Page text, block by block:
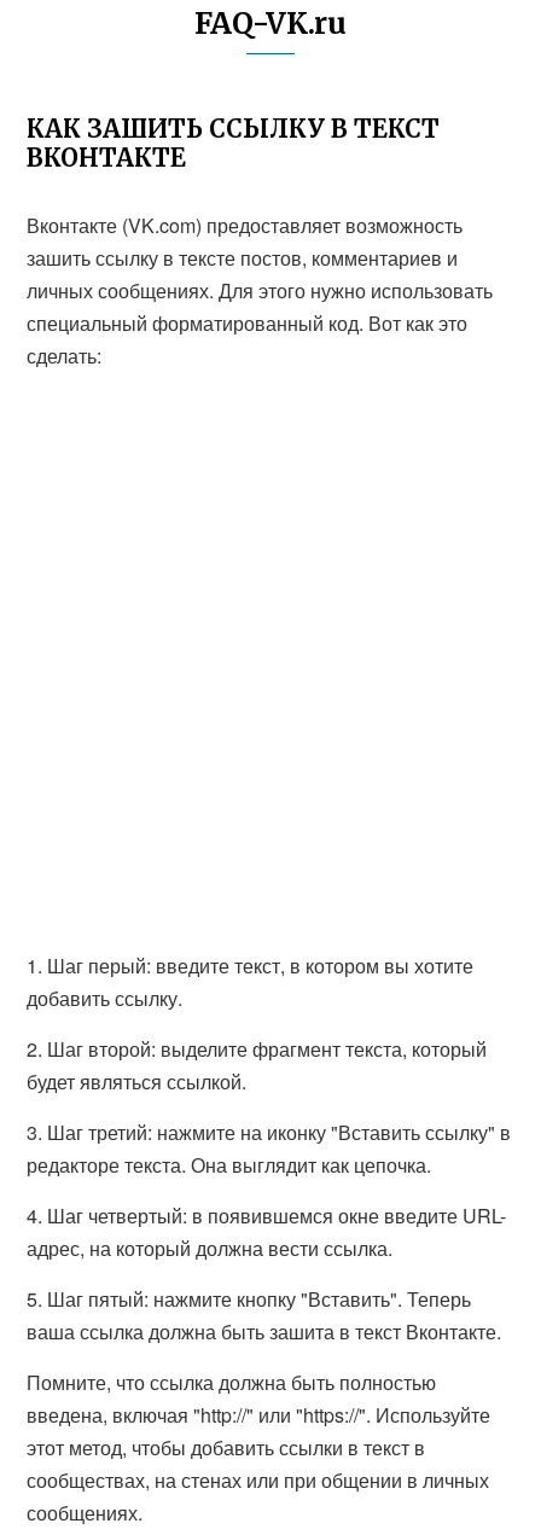
FAQ-VK.ru
КАК ЗАШИТЬ ССЫЛКУ В ТЕКСТ
ВКОНТАКТЕ
Вконтакте (VK.com) предоставляет возможность
зашить ссылку в тексте постов, комментариев и
личных сообщениях. Для этого нужно использовать
специальный форматированный код. Вот как это
сделать:
1. Шаг перый: введите текст, в котором вы хотите
добавить ссылку.
2. Шаг второй: выделите фрагмент текста, который
будет являться ссылкой.
3. Шаг третий: нажмите на иконку "Вставить ссылку" в
редакторе текста. Она выглядит как цепочка.
4. Шаг четвертый: в появившемся окне введите URL-
адрес, на который должна вести ссылка.
5. Шаг пятый: нажмите кнопку "Вставить". Теперь
ваша ссылка должна быть зашита в текст Вконтакте.
Помните, что ссылка должна быть полностью
введена, включая "http://" или "https://". Используйте
этот метод, чтобы добавить ссылки в текст в
сообществах, на стенах или при общении в личных
сообщениях.